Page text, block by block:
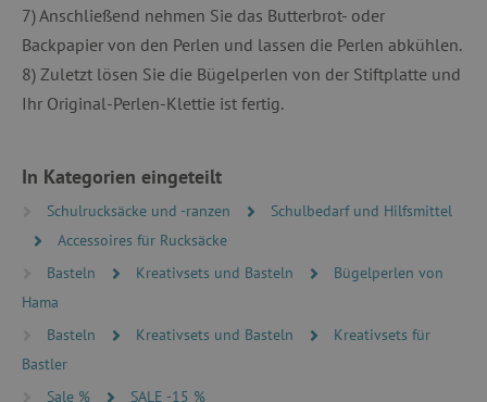
7) Anschließend nehmen Sie das Butterbrot- oder
Backpapier von den Perlen und lassen die Perlen abkühlen.
8) Zuletzt lösen Sie die Bügelperlen von der Stiftplatte und
Ihr Original-Perlen-Klettie ist fertig.
In Kategorien eingeteilt
Schulrucksäcke und -ranzen
Schulbedarf und Hilfsmittel
Accessoires für Rucksäcke
Basteln
Kreativsets und Basteln
Bügelperlen von
Hama
Basteln
Kreativsets und Basteln
Kreativsets für
Bastler
Sale %
SALE -15 %
Unbedingt erforderliche Cookies ermöglichen
wesentliche Kernfunktionen der Website wie die
Benutzeranmeldung und die Kontoverwaltung.
kann die Website nicht ordnungsgemäß